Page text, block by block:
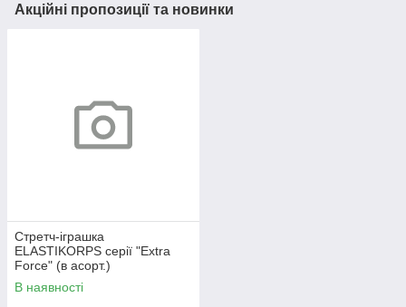
Акційні пропозиції та новинки
Стретч-іграшка
ELASTIKORPS серії "Extra
Force" (в асорт.)
В наявності